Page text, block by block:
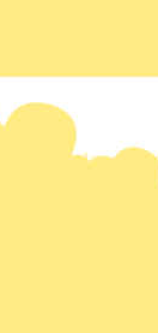
escolar,